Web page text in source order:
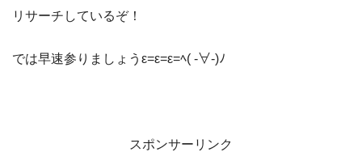
リサーチしているぞ！
では早速参りましょうε=ε=ε=ﾍ( -∀-)ﾉ
スポンサーリンク